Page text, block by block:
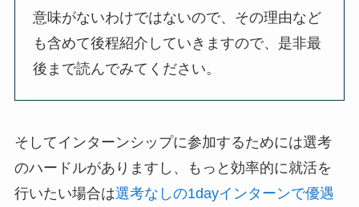
意味がないわけではないので、その理由など
も含めて後程紹介していきますので、是非最
後まで読んでみてください。
そしてインターンシップに参加するためには選考
のハードルがありますし、もっと効率的に就活を
行いたい場合は選考なしの1dayインターンで優遇